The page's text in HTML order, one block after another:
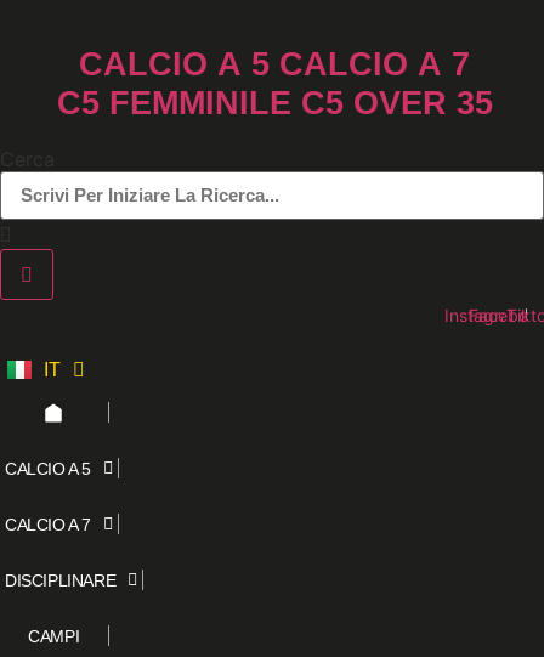
contenutoCALCIO A 5 CALCIO A 7
C5 FEMMINILE C5 OVER 35
Cerca
Instagram
IT
ES
CALCIO A 5
CALCIO A 7
DISCIPLINARE
CAMPI